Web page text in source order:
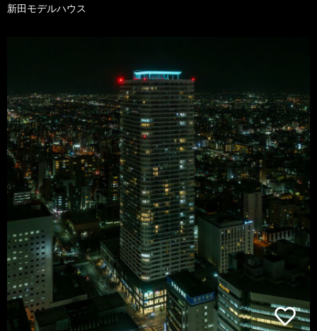
新田モデルハウス